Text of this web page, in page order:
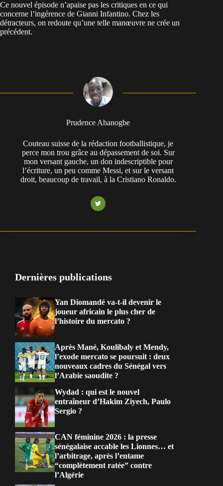
Ce nouvel épisode n’apaise pas les critiques en ce qui
concerne l’ingérence de Gianni Infantino. Chez les
détracteurs, on redoute qu’une telle manœuvre ne crée un
précédent.
Prudence Ahanogbe
Couteau suisse de la rédaction footballistique, je
perce mon trou grâce au dépassement de soi. Sur
mon versant gauche, un don indescriptible pour
l’écriture, un peu comme Messi, et sur le versant
droit, beaucoup de travail, à la Cristiano Ronaldo.
Dernières publications
Yan Diomandé va-t-il devenir le
joueur africain le plus cher de
l’histoire du mercato ?
Après Mané, Koulibaly et Mendy,
l’exode mercato se poursuit : deux
nouveaux cadres du Sénégal vers
l’Arabie saoudite ?
Wydad : qui est le nouvel
entraîneur d’Hakim Ziyech, Paulo
Sergio ?
CAN féminine 2026 : la presse
sénégalaise accable les Lionnes… et
l’arbitrage, après l’entame
“complètement ratée” contre
l’Algérie